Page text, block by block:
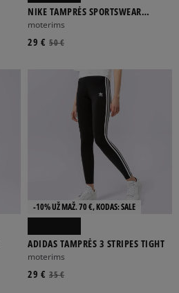
NIKE TAMPRĖS SPORTSWEAR
ESSENTIAL
moterims
50 €
29 €
-10% UŽ MAŽ. 70 €, KODAS: SALE
ADIDAS TAMPRĖS 3 STRIPES TIGHT
moterims
35 €
29 €